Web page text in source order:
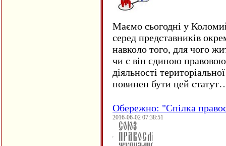
Маємо сьогодні у
серед представників
навколо того, для чого
чи є він єдиною
діяльності
повинен бути цей
Обережно: "Спілка
2016-06-02 07:38:51